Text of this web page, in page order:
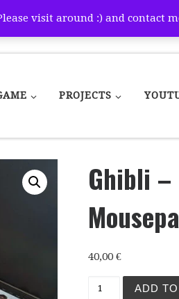
visit around :) and contact
PROJECTS
Ghibli –
40,00€
ADD